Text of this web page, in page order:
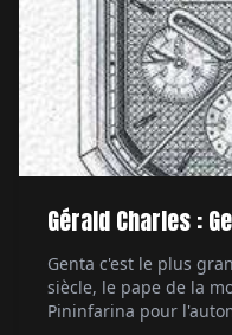
Gérald Charles :
Genta c'est le plus
siècle, le pape de la
Pininfarina pour